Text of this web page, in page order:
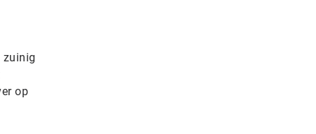
zuinig
op